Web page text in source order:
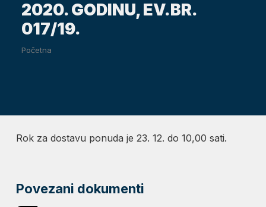
2020. GODINU, EV.BR.
017/19.
Početna
Rok za dostavu ponuda je 23. 12. do 10,00 sati.
Povezani dokumenti